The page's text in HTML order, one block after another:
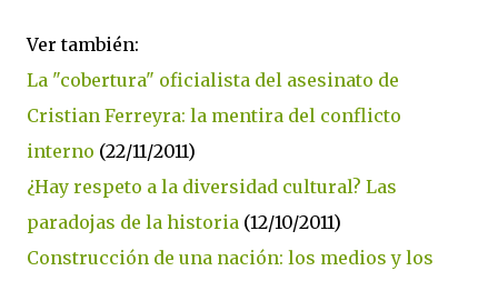
Ver también:
La "cobertura" oficialista del asesinato de
Cristian Ferreyra: la mentira del conflicto
interno (22/11/2011)
¿Hay respeto a la diversidad cultural? Las
paradojas de la historia (12/10/2011)
Construcción de una nación: los medios y los